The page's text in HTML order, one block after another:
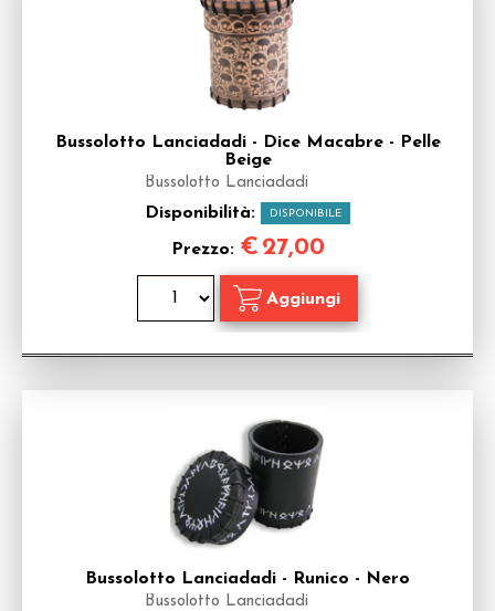
Bussolotto Lanciadadi - Dice Macabre - Pelle
Beige
Bussolotto Lanciadadi
Disponibilità: DISPONIBILE
Prezzo: € 27,00
Bussolotto Lanciadadi - Runico - Nero
Bussolotto Lanciadadi